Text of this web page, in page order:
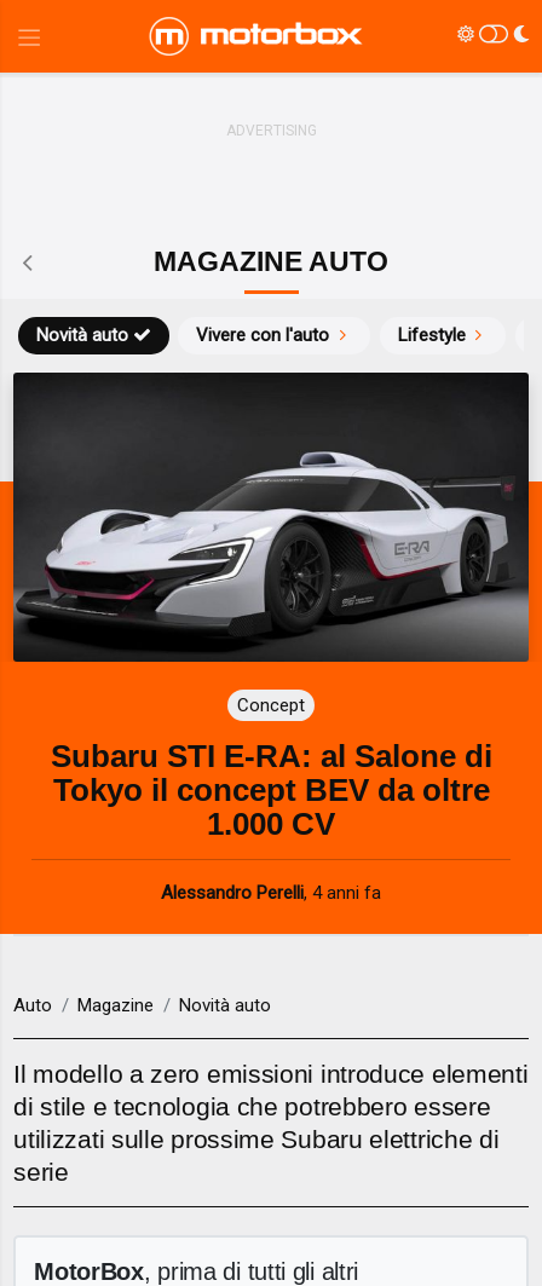
MAGAZINE AUTO
Novità auto Vivere con l'auto Lifestyle
Concept
Subaru STI E-RA: al Salone di
Tokyo il concept BEV da oltre
1.000 CV
Alessandro Perelli, 4 anni fa
Auto Magazine Novità auto
Il modello a zero emissioni introduce elementi
di stile e tecnologia che potrebbero essere
utilizzati sulle prossime Subaru elettriche di
serie
MotorBox, prima di tutti gli altri